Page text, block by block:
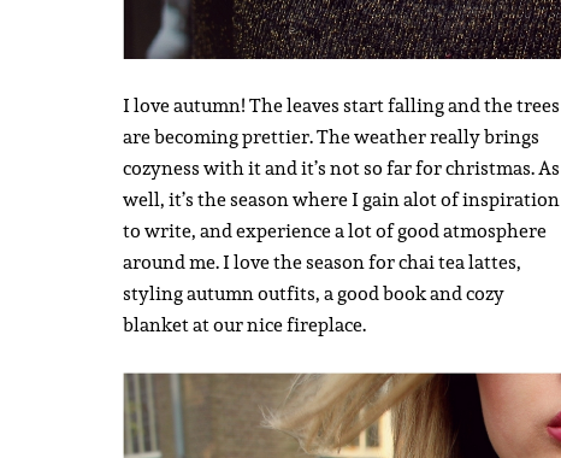
I love autumn! The leaves start falling and the trees
are becoming prettier. The weather really brings
cozyness with it and it’s not so far for christmas. As
well, it’s the season where I gain alot of inspiration
to write, and experience a lot of good atmosphere
around me. I love the season for chai tea lattes,
styling autumn outfits, a good book and cozy
blanket at our nice fireplace.